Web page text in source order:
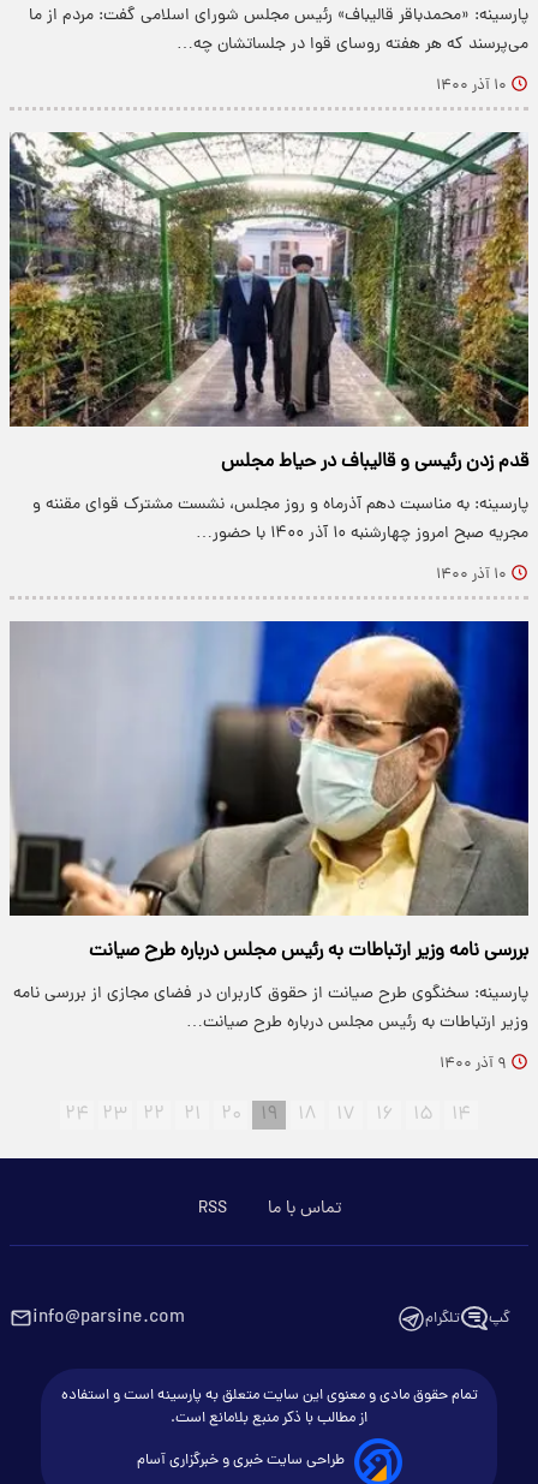
پارسینه: «محمدباقر قالیباف» رئیس مجلس شورای اسلامی گفت: مردم از ما
می‌پرسند که هر هفته روسای قوا در جلساتشان چه…
۱۰ آذر ۱۴۰۰
قدم زدن رئیسی و قالیباف در حیاط مجلس
پارسینه: به مناسبت دهم آذرماه و روز مجلس، نشست مشترک قوای مقننه و
مجریه صبح امروز چهارشنبه ۱۰ آذر ۱۴۰۰ با حضور…
۱۰ آذر ۱۴۰۰
بررسی نامه وزیر ارتباطات به رئیس مجلس درباره طرح صیانت
پارسینه: سخنگوی طرح صیانت از حقوق کاربران در فضای مجازی از بررسی نامه
وزیر ارتباطات به رئیس مجلس درباره طرح صیانت…
۹ آذر ۱۴۰۰
۱۴ ۱۵ ۱۶ ۱۷ ۱۸ ۱۹ ۲۰ ۲۱ ۲۲ ۲۳ ۲۴
تماس با ما RSS
گپ تلگرام info@parsine.com
تمام حقوق مادی و معنوی این سایت متعلق به پارسینه است و استفاده
از مطالب با ذکر منبع بلامانع است.
طراحی سایت خبری و خبرگزاری آسام